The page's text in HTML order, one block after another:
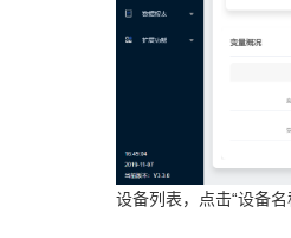
设备列表，点击“设备